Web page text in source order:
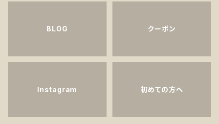
BLOG クーポン
Instagram 初めての方へ